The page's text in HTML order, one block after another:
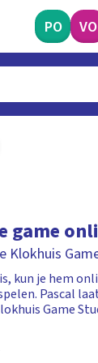
PO VO
game
Klokhuis
kun je hem
Pascal
Game